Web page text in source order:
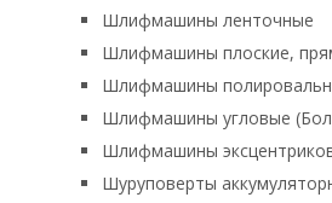
Шлифмашины ленточные
Шлифмашины плоские,
Шлифмашины
Шлифмашины угловые
Шлифмашины
Шуруповерты